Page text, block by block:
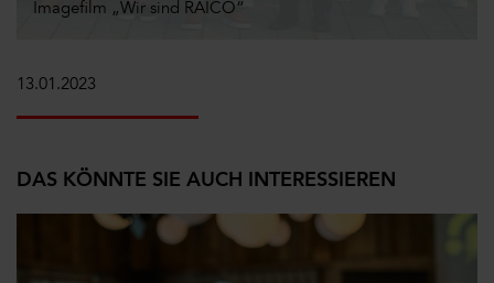
Imagefilm „Wir sind RAICO“
13.01.2023
DAS KÖNNTE SIE AUCH INTERESSIEREN